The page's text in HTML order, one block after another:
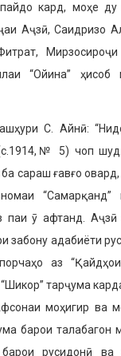
кард, моҳе
Аҷзӣ, Саидризо
“Ойина”
С. Айнӣ:
5) чоп
ба сараш ғавғо
ӯ афтанд. Аҷзӣ
забону адабиёти
аз
тарҷума
моҳигир ва
барои талабагон
русидонӣ ва